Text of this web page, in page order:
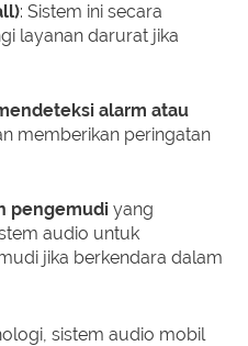
: Sistem ini secara
layanan darurat jika
alarm atau
memberikan peringatan
pengemudi yang
audio untuk
jika berkendara dalam
sistem audio mobil